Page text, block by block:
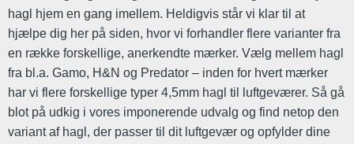
hagl hjem en gang imellem. Heldigvis står vi klar til at
hjælpe dig her på siden, hvor vi forhandler flere varianter fra
en række forskellige, anerkendte mærker. Vælg mellem hagl
fra bl.a. Gamo, H&N og Predator – inden for hvert mærker
har vi flere forskellige typer 4,5mm hagl til luftgeværer. Så gå
blot på udkig i vores imponerende udvalg og find netop den
variant af hagl, der passer til dit luftgevær og opfylder dine